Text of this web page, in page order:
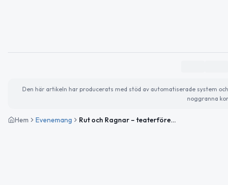
Den här artikeln har producerats med stöd av automatiserade system
noggranna
Hem Evenemang Rut och Ragnar – teaterföreställning